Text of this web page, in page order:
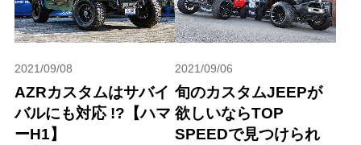
2021/09/08
AZRカスタムはサバイ
バルにも対応 !?【ハマ
ーH1】
2021/09/06
旬のカスタムJEEPが
欲しいならTOP
SPEEDで見つけられ